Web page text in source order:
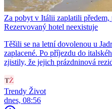
Za pobyt v Itálii zaplatili
Rezervovaný hotel neexistuje
Těšili se na letní dovolenou u
zaplacené. Po příjezdu do
zjistily, že jejich prázdninová
Trendy Život
dnes, 08:56